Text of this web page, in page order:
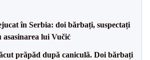
în Serbia: doi bărbați, suspectați
asasinarea lui Vučić
prăpăd după caniculă. Doi bărbați